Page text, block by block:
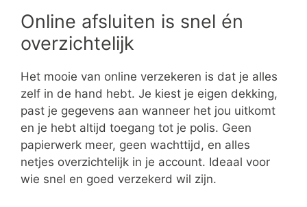
Online afsluiten is snel én
overzichtelijk
Het mooie van online verzekeren is dat je alles
zelf in de hand hebt. Je kiest je eigen dekking,
past je gegevens aan wanneer het jou uitkomt
en je hebt altijd toegang tot je polis. Geen
papierwerk meer, geen wachttijd, en alles
netjes overzichtelijk in je account. Ideaal voor
wie snel en goed verzekerd wil zijn.